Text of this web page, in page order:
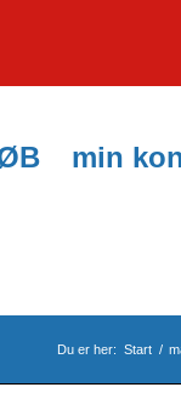
min
Du er her: Start /